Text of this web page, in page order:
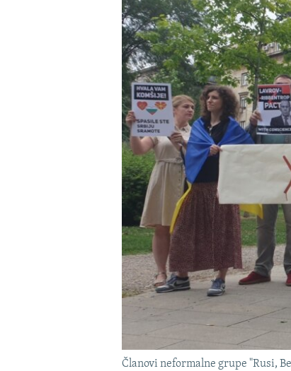
Članovi neformalne grupe "Rusi,